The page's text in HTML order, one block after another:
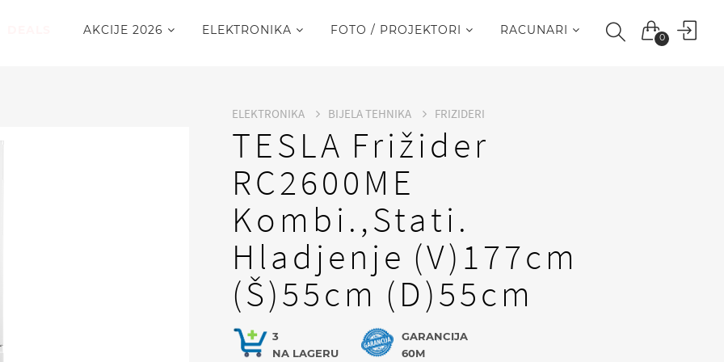
0
AKCIJE 2026 ELEKTRONIKA FOTO / PROJEKTORI RACUNARI
ELEKTRONIKA BIJELA TEHNIKA FRIZIDERI
TESLA Frižider
RC2600ME
Kombi.,Stati.
Hladjenje (V)177cm
(Š)55cm (D)55cm
3
NA LAGERU
GARANCIJA
60M